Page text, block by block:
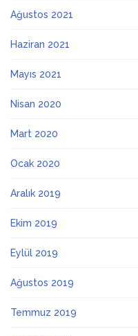
Ağustos 2021
Haziran 2021
Mayıs 2021
Nisan 2020
Mart 2020
Ocak 2020
Aralık 2019
Ekim 2019
Eylül 2019
Ağustos 2019
Temmuz 2019